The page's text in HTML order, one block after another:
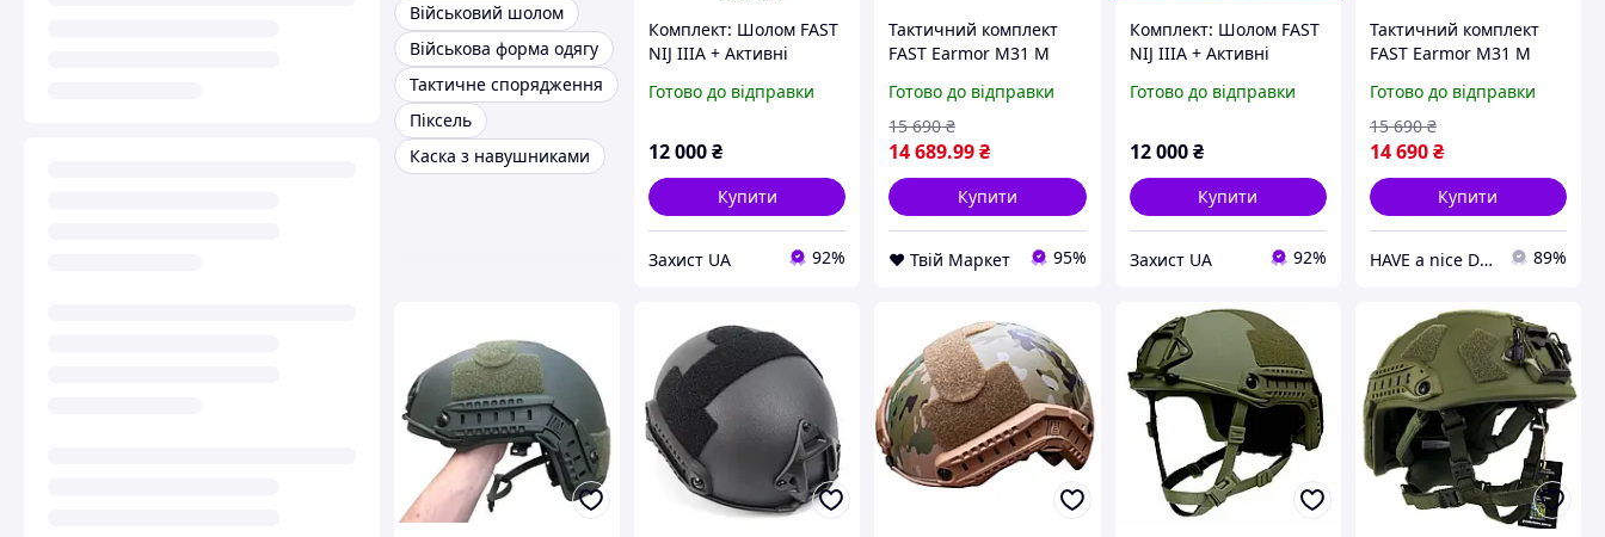
Військовий шолом
Військова форма одягу
Тактичне спорядження
Піксель
Каска з навушниками
Комплект: Шолом FAST
NIJ IIIA + Активні
+ Кавер + Кріплення
Готово до відправки
12 000₴
Купити
Захист UA 92%
Тактичний комплект
FAST Earmor М31 M
(1939242616) D9-2026
Готово до відправки
14 689.99₴
15 690 ₴
Купити
❤️ Твій Маркет 95%
Комплект: Шолом FAST
NIJ IIIA + Активні
+ Кавер + Кріплення
Готово до відправки
12 000 ₴
Купити
Захист UA 92%
Тактичний комплект
FAST Earmor M31 M
(1939242616)
Готово до відправки
14 690₴
15 690 ₴
Купити
HAVE a nice DAY 89%